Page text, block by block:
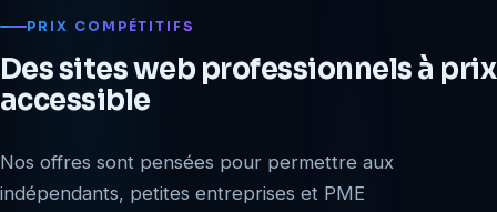
PRIX COMPÉTITIFS
Des sites web professionnels à prix
accessible
Nos offres sont pensées pour permettre aux
indépendants, petites entreprises et PME